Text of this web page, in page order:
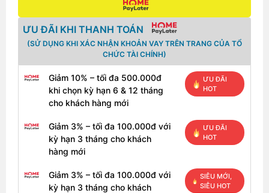
ƯU ĐÃI KHI THANH TOÁN
(SỬ DỤNG KHI XÁC NHẬN KHOẢN VAY TRÊN TRANG CỦA TỔ
CHỨC TÀI CHÍNH)
Giảm 10% – tối đa 500.000đ
khi chọn kỳ hạn 6 & 12 tháng
cho khách hàng mới
ƯU ĐÃI
HOT
Giảm 3% – tối đa 100.000đ với
kỳ hạn 3 tháng cho khách
hàng mới
ƯU ĐÃI
HOT
Giảm 3% – tối đa 100.000đ với
kỳ hạn 3 tháng cho khách
SIÊU MỚI,
SIÊU HOT